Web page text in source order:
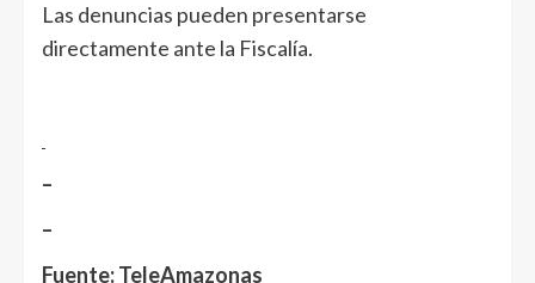
Las denuncias pueden presentarse
directamente ante la Fiscalía.
–
–
Fuente: TeleAmazonas